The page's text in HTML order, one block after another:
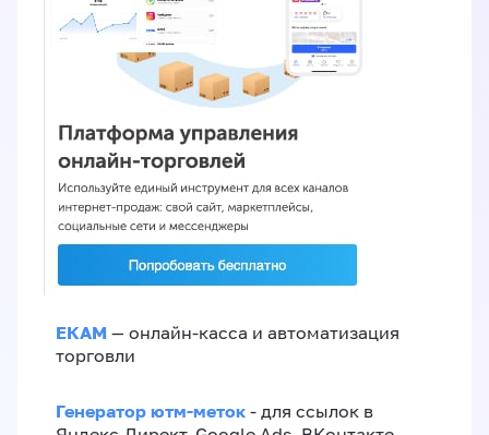
ЕКАМ — онлайн-касса и автоматизация
торговли
Генератор ютм-меток - для ссылок в